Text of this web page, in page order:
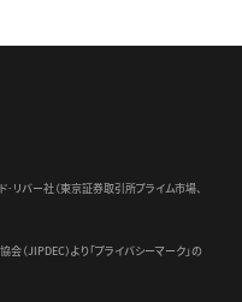
･リバー社（東京証券取引所プライム市場、
（JIPDEC）より 「プライバシーマーク」の